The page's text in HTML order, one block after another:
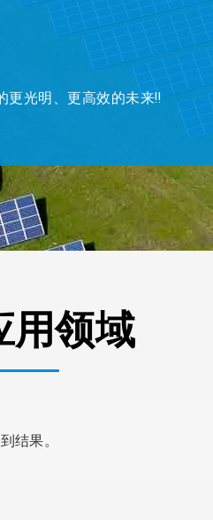
更光明、更高效的未来!!
用领域
结果。